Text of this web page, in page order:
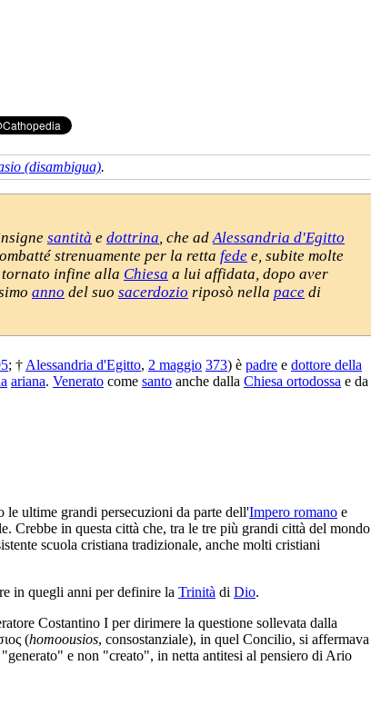
(disambigua).
santità e dottrina , che ad Alessandria d'Egitto
strenuamente per la retta fede e, subite molte
tornato infine alla Chiesa a lui affidata, dopo aver
anno del suo sacerdozio riposò nella pace di
; †Alessandria d'Egitto, 2 maggio 373) è padre e dottore della
ariana. Venerato come santo anche dalla Chiesa ortodossa e da
ultime grandi persecuzioni da parte dell'Impero romano e
Crebbe in questa città che, tra le tre più grandi città del mondo
scuola cristiana tradizionale, anche molti cristiani
in quegli anni per definire la Trinità di Dio.
Costantino I per dirimere la questione sollevata dalla
(homoousios, consostanziale), in quel Concilio, si affermava
e non "creato", in netta antitesi al pensiero di Ario